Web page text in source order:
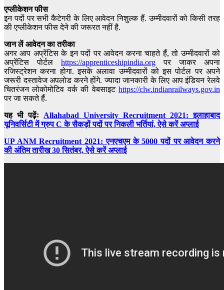
एप्लीकेशन फीस
इन पदों पर सभी कैटेगरी के लिए आवेदन निशुल्क हैं. उम्मीदवारों को किसी तरह
की एप्लीकेशन फीस देने की जरूरत नहीं है.
जान लें आवेदन का तरीका
अगर आप अप्रेंटिस के इन पदों पर आवेदन करना चाहते हैं, तो उम्मीदवारों को
अप्रेंटिस पोर्टल https://apprenticeshipindia.org पर जाकर अपना
रजिस्ट्रेशन करना होगा. इसके अलावा उम्मीदवारों को इस पोर्टल पर अपने
जरूरी दस्तावेज अपलोड करने होंगे. ज्यादा जानकारी के लिए आप इंडियन रेलवे
चितरंजन लोकोमोटिव वर्क की वेबसाइट https://clw.indianrailways.gov.in
पर जा सकते हैं.
यह भी पढ़ेंः Allahabad University Recruitment 2021: इलाहाबाद
यूनिवर्सिटी में ग्रुप C के सैकड़ों पदों पर निकली भर्तियां, ऐसे करें अप्लाई
UP ANM Recruitment 2021: एनएचएम के 5000 पदों पर आवेदन करने
की अंतिम तारीख 30 सितंबर, ऐसे करें अप्लाई